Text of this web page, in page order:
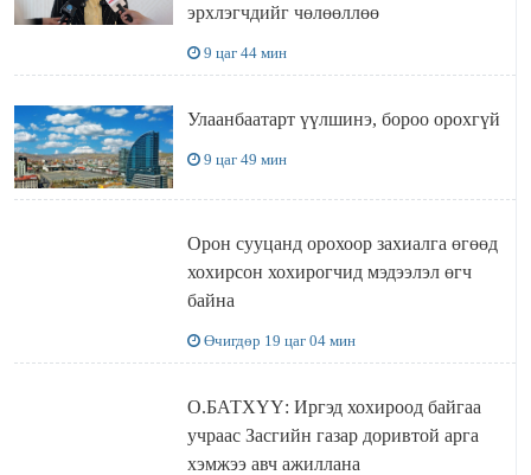
эрхлэгчдийг чөлөөллөө
9 цаг 44 мин
Улаанбаатарт үүлшинэ, бороо орохгүй
9 цаг 49 мин
Орон сууцанд орохоор захиалга өгөөд
хохирсон хохирогчид мэдээлэл өгч
байна
Өчигдөр 19 цаг 04 мин
О.БАТХҮҮ: Иргэд хохироод байгаа
учраас Засгийн газар доривтой арга
хэмжээ авч ажиллана